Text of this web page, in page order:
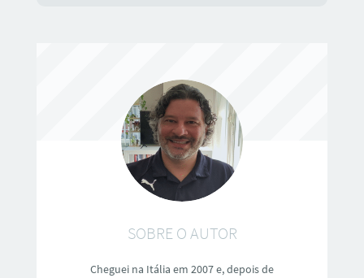
SOBRE O AUTOR
Cheguei na Itália em 2007 e, depois de